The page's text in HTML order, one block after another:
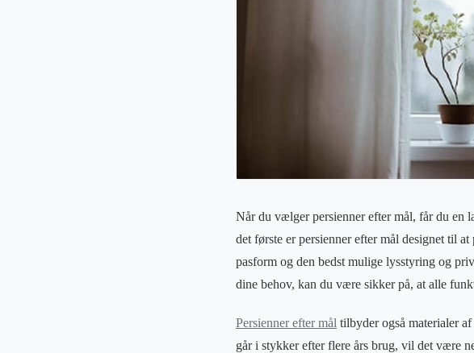
Når du vælger persienner efter mål, får du en
det første er persienner efter mål designet til
pasform og den bedst mulige lysstyring og
dine behov, kan du være sikker på, at alle
Persienner efter mål tilbyder også materialer
går i stykker efter flere års brug, vil det være